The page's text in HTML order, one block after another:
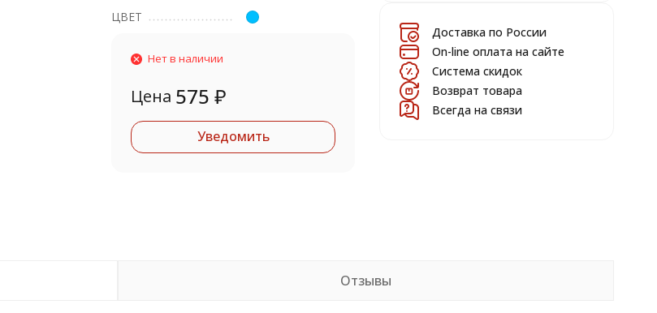
ЦВЕТ
Нет в наличии
Цена 575 ₽
Уведомить
Доставка по России
On-line оплата на сайте
Система скидок
Возврат товара
Всегда на связи
Отзывы